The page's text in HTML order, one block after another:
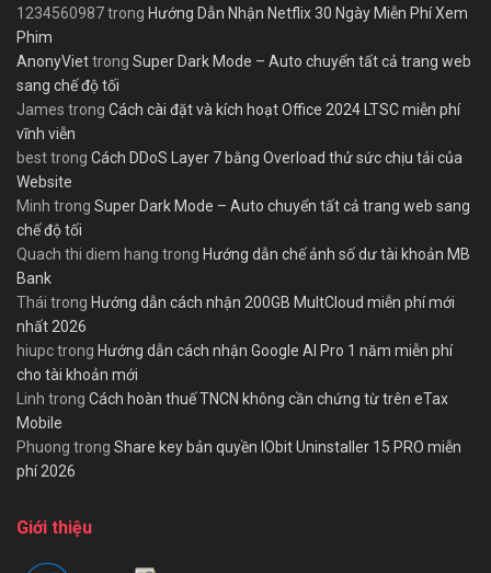
1234560987trong Hướng Dẫn Nhận Netflix 30 Ngày Miễn Phí Xem
Phim
AnonyViettrong Super Dark Mode – Auto chuyển tất cả trang web
sang chế độ tối
James trong Cách cài đặt và kích hoạt Office 2024 LTSC miễn phí
vĩnh viễn
besttrong Cách DDoS Layer 7 bằng Overload thử sức chịu tải của
Website
Minh trong Super Dark Mode – Auto chuyển tất cả trang web sang
chế độ tối
Quach thi diem hang trong Hướng dẫn chế ảnh số dư tài khoản MB
Bank
Thái trong Hướng dẫn cách nhận 200GB MultCloud miễn phí mới
nhất 2026
hiupctrong Hướng dẫn cách nhận Google AI Pro 1 năm miễn phí
cho tài khoản mới
Linh trong Cách hoàn thuế TNCN không cần chứng từ trên eTax
Mobile
Phuong trong Share key bản quyền IObit Uninstaller 15 PRO miễn
phí 2026
Giới thiệu